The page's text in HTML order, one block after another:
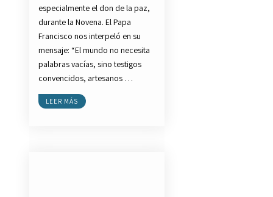
especialmente el don de la paz,
durante la Novena. El Papa
Francisco nos interpeló en su
mensaje: “El mundo no necesita
palabras vacías, sino testigos
convencidos, artesanos …
LEER MÁS